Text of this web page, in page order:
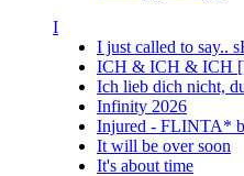
I
I just called to say..
ICH & ICH & ICH
Ich lieb dich nicht,
Infinity 2026
Injured - FLINTA*
It will be over soon
It's about time